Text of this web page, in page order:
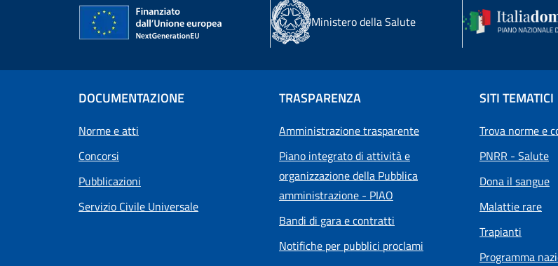
Ministero della Salute
DOCUMENTAZIONE
Norme e atti
Concorsi
Pubblicazioni
Servizio Civile Universale
TRASPARENZA
Amministrazione trasparente
Piano integrato di attività e
organizzazione della Pubblica
amministrazione - PIAO
Bandi di gara e contratti
Notifiche per pubblici proclami
SITI TEMATICI
Trova norme e
PNRR - Salute
Dona il sangue
Malattie rare
Trapianti
Programma